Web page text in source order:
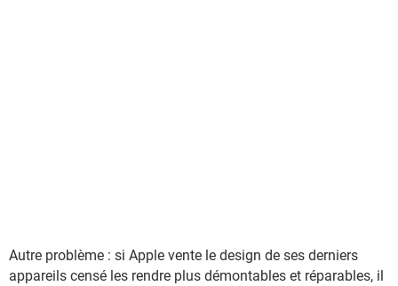
Autre problème : si Apple vente le design de ses derniers
appareils censé les rendre plus démontables et réparables, il